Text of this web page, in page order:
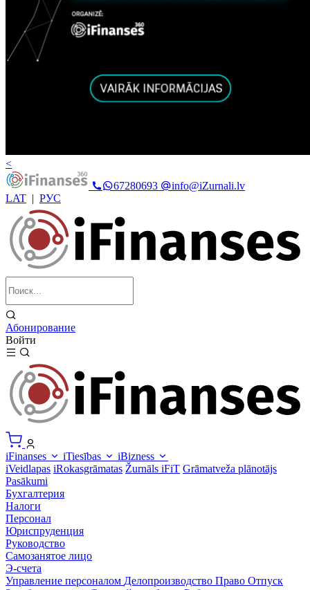
<
67280693
info@iZurnali.lv
LAT | РУС
Абонирование
Войти
iFinanses iTiesības
iBizness
iVeidlapas iRokasgrāmatas Žurnāls iFiT Grāmatveža plānotājs
Pasākumi
Бухгалтерия
Налоги
Персонал
Юриспруденция
Руководство
Самозанятое лицо
Э-счета
Управление персоналом Делопроизводство Право Отпуск